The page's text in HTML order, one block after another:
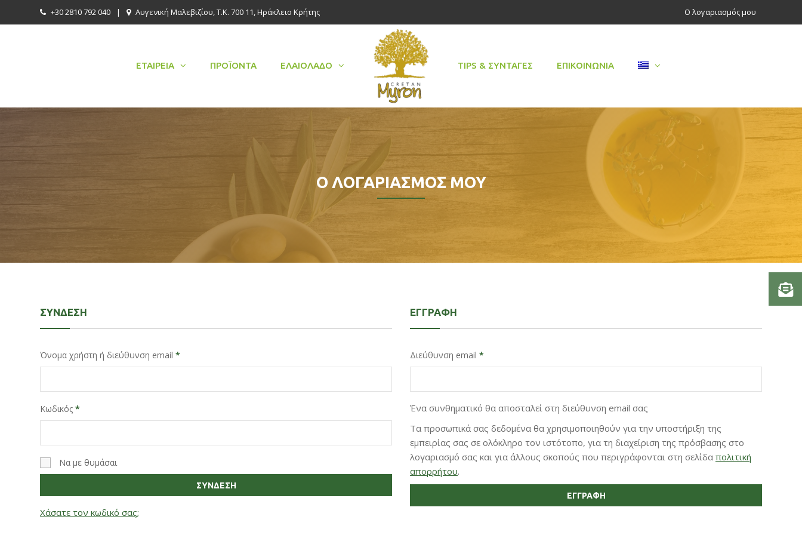
+30 2810 792 040 | Αυγενική Μαλεβιζίου, Τ.Κ. 700 11, Ηράκλειο Κρήτης Ο λογαριασμός μου
ΕΤΑΙΡΕΊΑ ΠΡΟΪΌΝΤΑ ΕΛΑΙΌΛΑΔΟ TIPS & ΣΥΝΤΑΓΈΣ ΕΠΙΚΟΙΝΩΝΊΑ
Ο ΛΟΓΑΡΙΑΣΜΌΣ ΜΟΥ
ΣΎΝΔΕΣΗ
Όνομα χρήστη ή διεύθυνση email *
Κωδικός *
Να με θυμάσαι
ΣΎΝΔΕΣΗ
Χάσατε τον κωδικό σας;
ΕΓΓΡΑΦΉ
Διεύθυνση email *
Ένα συνθηματικό θα αποσταλεί στη διεύθυνση email σας
Τα προσωπικά σας δεδομένα θα χρησιμοποιηθούν για την υποστήριξη της
εμπειρίας σας σε ολόκληρο τον ιστότοπο, για τη διαχείριση της πρόσβασης στο
λογαριασμό σας και για άλλους σκοπούς που περιγράφονται στη σελίδα πολιτική
απορρήτου.
ΕΓΓΡΑΦΉ